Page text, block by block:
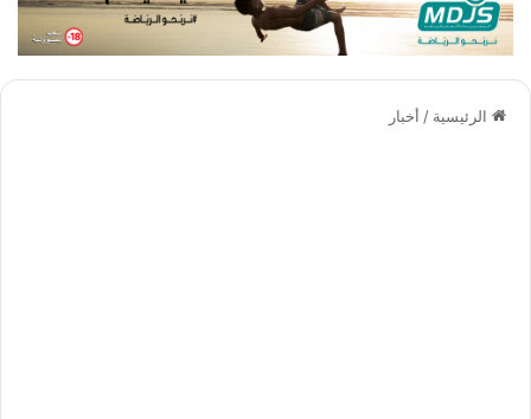
الرئيسية / أخبار